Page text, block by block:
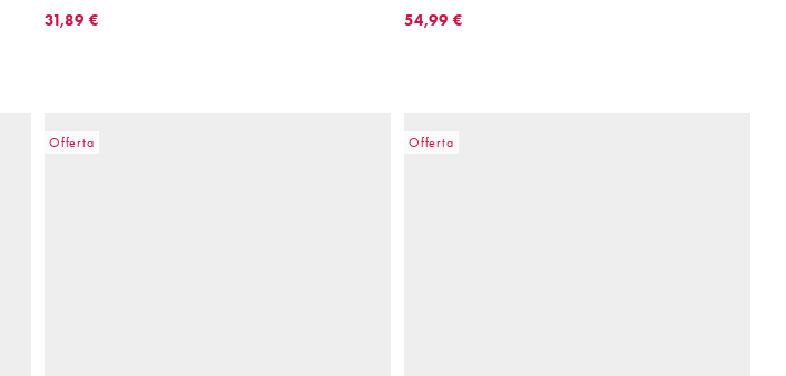
31,89 €
54,99 €
Offerta Offerta